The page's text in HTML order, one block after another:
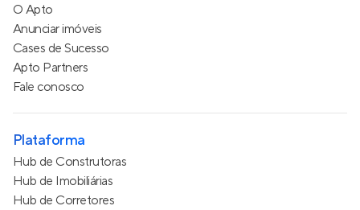
O Apto
Anunciar imóveis
Cases de Sucesso
Apto Partners
Fale conosco
Plataforma
Hub de Construtoras
Hub de Imobiliárias
Hub de Corretores